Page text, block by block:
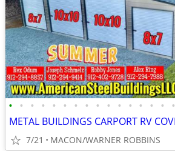
• • • • • • • • • • • • • • • •
7/21 MACON/WARNER ROBBINS